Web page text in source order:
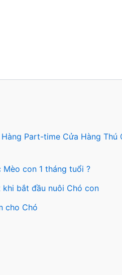
Part-time Cửa Hàng Thú
con 1 tháng tuổi ?
bắt đầu nuôi Chó con
cho Chó